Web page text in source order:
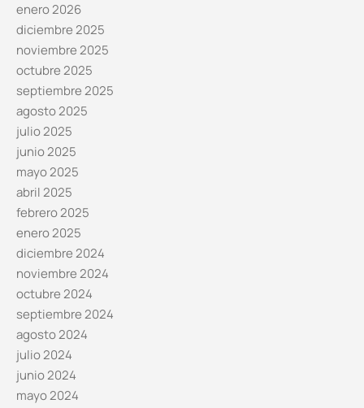
enero 2026
diciembre 2025
noviembre 2025
octubre 2025
septiembre 2025
agosto 2025
julio 2025
junio 2025
mayo 2025
abril 2025
febrero 2025
enero 2025
diciembre 2024
noviembre 2024
octubre 2024
septiembre 2024
agosto 2024
julio 2024
junio 2024
mayo 2024